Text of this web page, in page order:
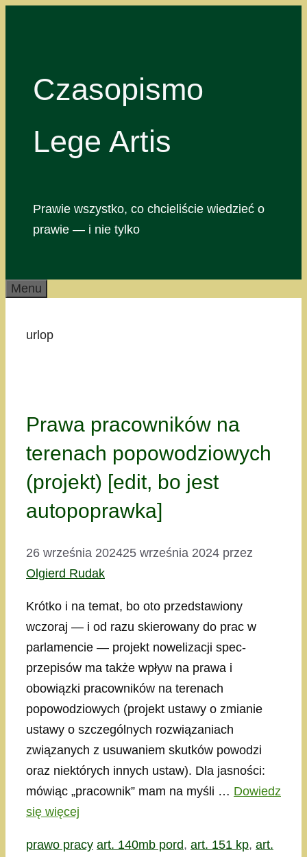
Czasopismo
Lege Artis
Prawie wszystko, co chcieliście wiedzieć o
prawie — i nie tylko
Menu
urlop
Prawa pracowników na
terenach popowodziowych
(projekt) [edit, bo jest
autopoprawka]
26 września 202425 września 2024 przez
Olgierd Rudak
Krótko i na temat, bo oto przedstawiony
wczoraj — i od razu skierowany do prac w
parlamencie — projekt nowelizacji spec-
przepisów ma także wpływ na prawa i
obowiązki pracowników na terenach
popowodziowych (projekt ustawy o zmianie
ustawy o szczególnych rozwiązaniach
związanych z usuwaniem skutków powodzi
oraz niektórych innych ustaw). Dla jasności:
mówiąc „pracownik” mam na myśli … Dowiedz
się więcej
Kategorie
prawo pracy Tagi
art. 140mb pord, art. 151 kp, art.